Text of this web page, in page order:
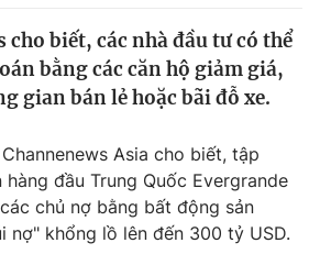
cho biết, các nhà đầu tư có thể
bằng các căn hộ giảm giá,
gian bán lẻ hoặc bãi đỗ xe.
Asia cho biết, tập
đầu Trung Quốc Evergrande
chủ nợ bằng bất động sản
nợ" khổng lồ lên đến 300 tỷ USD.